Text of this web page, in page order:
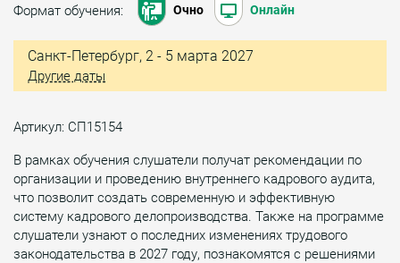
Формат обучения: Очно Онлайн
Санкт-Петербург, 2 - 5 марта 2027
Другие даты
Артикул: СП15154
В рамках обучения слушатели получат рекомендации по
организации и проведению внутреннего кадрового аудита,
что позволит создать современную и эффективную
систему кадрового делопроизводства. Также на программе
слушатели узнают о последних изменениях трудового
законодательства в 2027 году, познакомятся с решениями